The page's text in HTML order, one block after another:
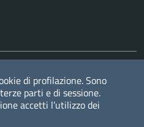
di profilazione. Sono
parti e di sessione.
accetti l’utilizzo dei